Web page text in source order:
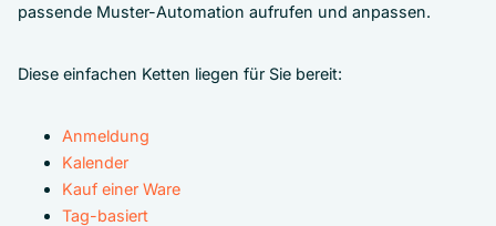
passende Muster-Automation aufrufen und anpassen.
Diese einfachen Ketten liegen für Sie bereit:
Anmeldung
Kalender
Kauf einer Ware
Tag-basiert